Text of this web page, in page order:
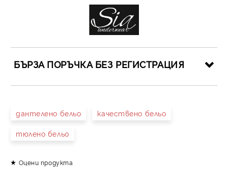
БЪРЗА ПОРЪЧКА БЕЗ РЕГИСТРАЦИЯ
дантелено бельо качествено бельо
тюлено бельо
Оцени продукта